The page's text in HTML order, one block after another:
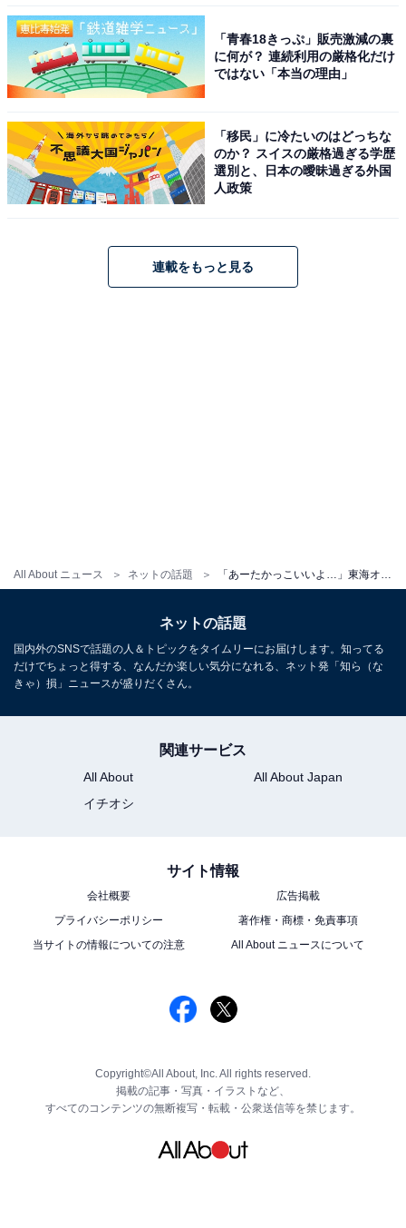
All About ニュース ネットの話題
「青春18きっぷ」販売激減の裏
に何が？ 連続利用の厳格化だけ
ではない「本当の理由」
「移民」に冷たいのはどっちな
のか？ スイスの厳格過ぎる学歴
選別と、日本の曖昧過ぎる外国
人政策
連載をもっと見る
ネットの話題
国内外のSNSで話題の人＆トピックをタイムリーにお届けします。知ってる
だけでちょっと得する、なんだか楽しい気分になれる、ネット発「知ら（な
きゃ）損」ニュースが盛りだくさん。
関連サービス
All About
All About Japan
イチオシ
サイト情報
会社概要
広告掲載
プライバシーポリシー
著作権・商標・免責事項
当サイトの情報についての注意
All About ニュースについて
Copyright©All About, Inc. All rights reserved.
掲載の記事・写真・イラストなど、
すべてのコンテンツの無断複写・転載・公衆送信等を禁じます。